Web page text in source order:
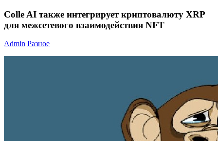
Colle AI также интегрирует криптовалюту XRP
для межсетевого взаимодействия NFT
Admin Разное